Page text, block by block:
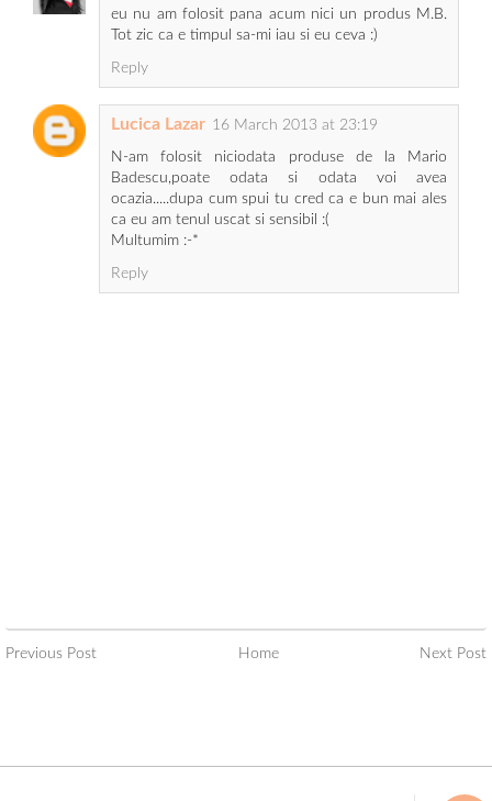
eu nu am folosit pana acum nici un produs M.B.
Tot zic ca e timpul sa-mi iau si eu ceva :)
Reply
Lucica Lazar 16 March 2013 at 23:19
N-am folosit niciodata produse de la Mario
Badescu,poate odata si odata voi avea
ocazia.....dupa cum spui tu cred ca e bun mai ales
ca eu am tenul uscat si sensibil :(
Multumim :-*
Reply
Previous Post Home Next Post